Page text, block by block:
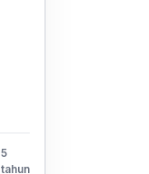
5
tahun